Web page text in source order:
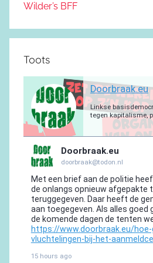
Wilder’s BFF
Toots